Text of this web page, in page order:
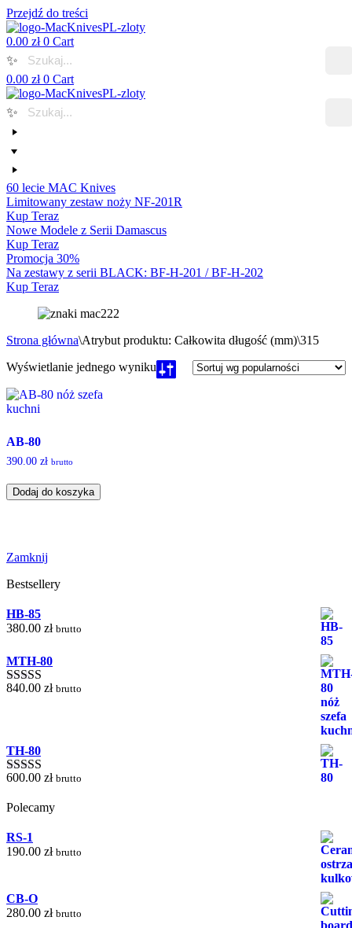
Przejdź do treści
0.00 zł 0 Cart
✨
0.00 zł 0 Cart
✨
60 lecie MAC Knives
Limitowany zestaw noży NF-201R
Kup Teraz
Nowe Modele z Serii Damascus
Kup Teraz
Promocja 30%
Na zestawy z serii BLACK: BF-H-201 / BF-H-202
Kup Teraz
Strona główna\Atrybut produktu: Całkowita długość (mm)\315
Wyświetlanie jednego wyniku
AB-80
390.00 zł brutto
Dodaj do koszyka
Zamknij
Bestsellery
HB-85
380.00 zł brutto
MTH-80
Oceniono
840.00 zł brutto
TH-80
Oceniono
600.00 zł brutto
Polecamy
RS-1
190.00 zł brutto
CB-O
280.00 zł brutto